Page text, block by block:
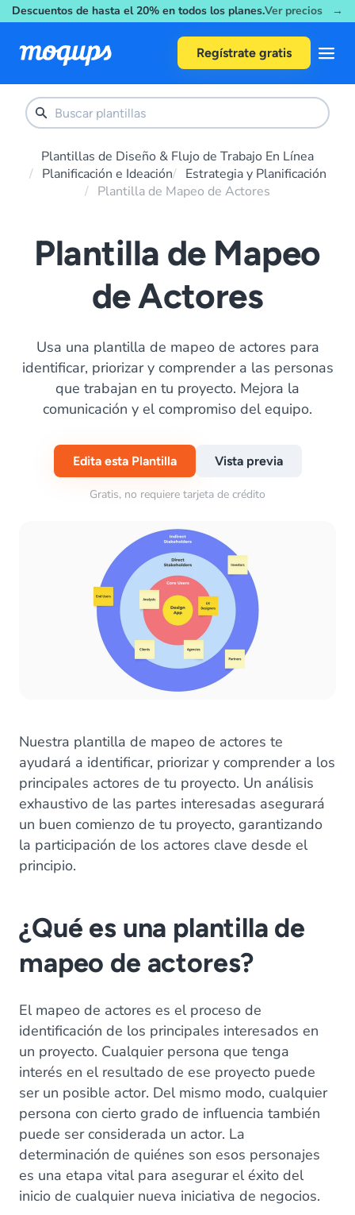
Skip to content
Descuentos de hasta el 20% en todos los planes.Ver precios →
Regístrate gratis
Plantillas de Diseño & Flujo de Trabajo En Línea
Planificación e Ideación
Estrategia y Planificación
Plantilla de Mapeo de Actores
Plantilla de Mapeo
de Actores
Usa una plantilla de mapeo de actores para
identificar, priorizar y comprender a las personas
que trabajan en tu proyecto. Mejora la
comunicación y el compromiso del equipo.
Edita esta Plantilla Vista previa
Gratis, no requiere tarjeta de crédito
Nuestra plantilla de mapeo de actores te
ayudará a identificar, priorizar y comprender a los
principales actores de tu proyecto. Un análisis
exhaustivo de las partes interesadas asegurará
un buen comienzo de tu proyecto, garantizando
la participación de los actores clave desde el
principio.
¿Qué es una plantilla de
mapeo de actores?
El mapeo de actores es el proceso de
identificación de los principales interesados en
un proyecto. Cualquier persona que tenga
interés en el resultado de ese proyecto puede
ser un posible actor. Del mismo modo, cualquier
persona con cierto grado de influencia también
puede ser considerada un actor. La
determinación de quiénes son esos personajes
es una etapa vital para asegurar el éxito del
inicio de cualquier nueva iniciativa de negocios.